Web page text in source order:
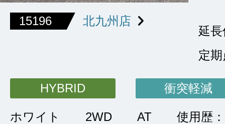
15196 北九州店
延
定
HYBRID 衝突軽減
ホワイト 2WD AT
使用歴